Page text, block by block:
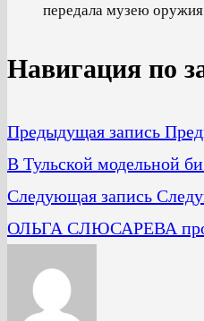
передала музею оружия
Навигация по
Предыдущая запись
В Тульской модельной
Следующая запись
ОЛЬГА СЛЮСАРЕВА